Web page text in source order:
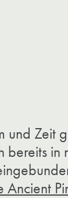
und Zeit
bereits in
Ancient